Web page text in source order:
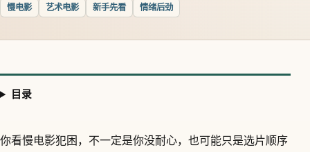
慢电影 艺术电影 新手先看 情绪后劲
目录
你看慢电影犯困，不一定是你没耐心，也可能只是选片顺序